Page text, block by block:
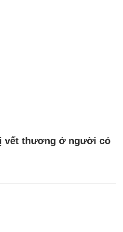
vết thương ở người có